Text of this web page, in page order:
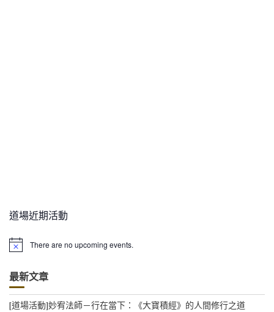
道場近期活動
N
i
c
e
There are no upcoming events.
最新文章
[道場活動]妙宥法師－行在當下：《大寶積經》的人間修行之道